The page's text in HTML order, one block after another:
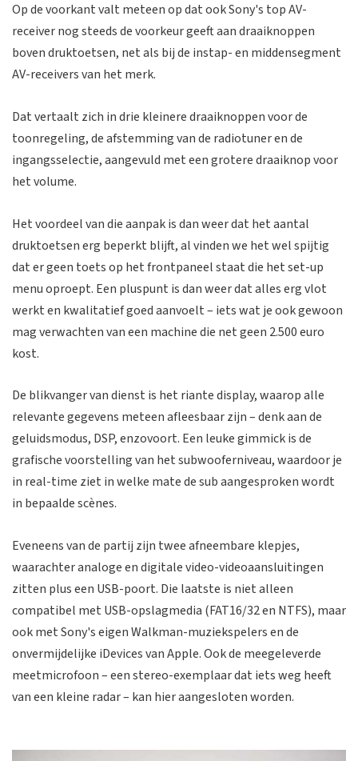
Op de voorkant valt meteen op dat ook Sony's top AV-
receiver nog steeds de voorkeur geeft aan draaiknoppen
boven druktoetsen, net als bij de instap- en middensegment
AV-receivers van het merk.
Dat vertaalt zich in drie kleinere draaiknoppen voor de
toonregeling, de afstemming van de radiotuner en de
ingangsselectie, aangevuld met een grotere draaiknop voor
het volume.
Het voordeel van die aanpak is dan weer dat het aantal
druktoetsen erg beperkt blijft, al vinden we het wel spijtig
dat er geen toets op het frontpaneel staat die het set-up
menu oproept. Een pluspunt is dan weer dat alles erg vlot
werkt en kwalitatief goed aanvoelt – iets wat je ook gewoon
mag verwachten van een machine die net geen 2.500 euro
kost.
De blikvanger van dienst is het riante display, waarop alle
relevante gegevens meteen afleesbaar zijn – denk aan de
geluidsmodus, DSP, enzovoort. Een leuke gimmick is de
grafische voorstelling van het subwooferniveau, waardoor je
in real-time ziet in welke mate de sub aangesproken wordt
in bepaalde scènes.
Eveneens van de partij zijn twee afneembare klepjes,
waarachter analoge en digitale video-videoaansluitingen
zitten plus een USB-poort. Die laatste is niet alleen
compatibel met USB-opslagmedia (FAT16/32 en NTFS), maar
ook met Sony's eigen Walkman-muziekspelers en de
onvermijdelijke iDevices van Apple. Ook de meegeleverde
meetmicrofoon – een stereo-exemplaar dat iets weg heeft
van een kleine radar – kan hier aangesloten worden.